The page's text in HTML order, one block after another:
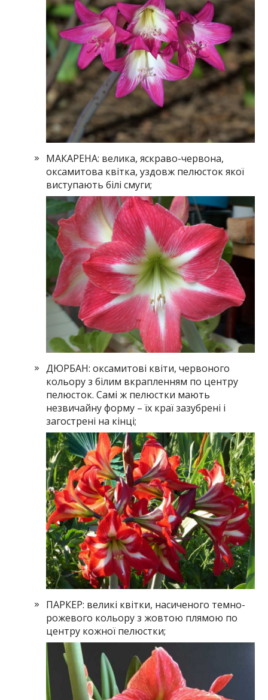
МАКАРЕНА: велика, яскраво-червона,
оксамитова квітка, уздовж пелюсток якої
виступають білі смуги;
ДЮРБАН: оксамитові квіти, червоного
кольору з білим вкрапленням по центру
пелюсток. Самі ж пелюстки мають
незвичайну форму – їх краї зазубрені і
загострені на кінці;
ПАРКЕР: великі квітки, насиченого темно-
рожевого кольору з жовтою плямою по
центру кожної пелюстки;